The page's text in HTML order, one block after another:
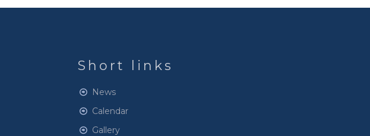
Short links
News
Calendar
Gallery